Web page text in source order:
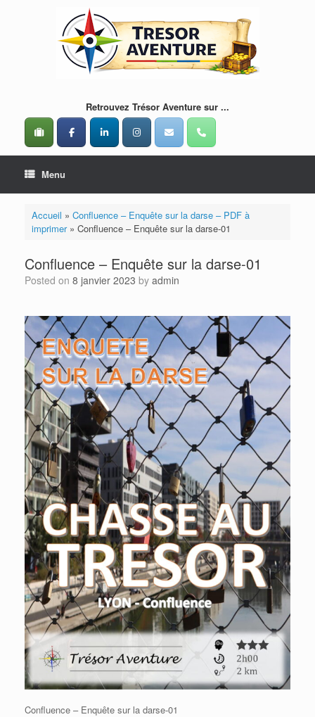
Retrouvez Trésor Aventure sur ...
Menu
Accueil » Confluence – Enquête sur la darse – PDF à
imprimer» Confluence – Enquête sur la darse-01
Confluence – Enquête sur la darse-01
Posted on 8 janvier 2023 by admin
Confluence – Enquête sur la darse-01